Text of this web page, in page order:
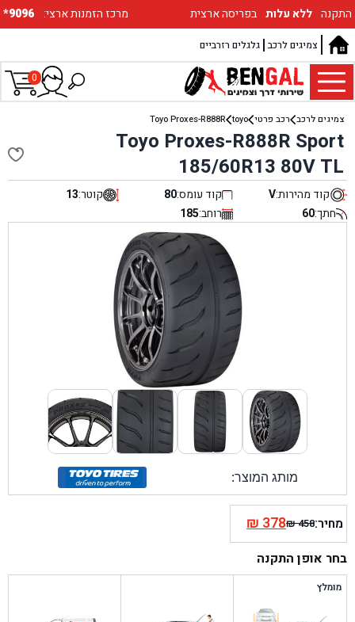
*9096 :מרכז הזמנות ארצי התקנה ללא עלות בפריסה ארצית
גלגלים רזרביים צמיגים לרכב
0
צמיגים לרכב רכב פרטי toyo
Toyo Proxes-R888R
Toyo Proxes-R888R Sport
185/60R13 80V TL
קוד מהירות:V קוד עומס:80 קוטר:13
חתך:60 רוחב:185
מותג המוצר:
מחיר: ₪458
המחיר
המקורי
היה:
₪378המחיר
הנוכחי
הוא:
בחר אופן התקנה
מומלץ